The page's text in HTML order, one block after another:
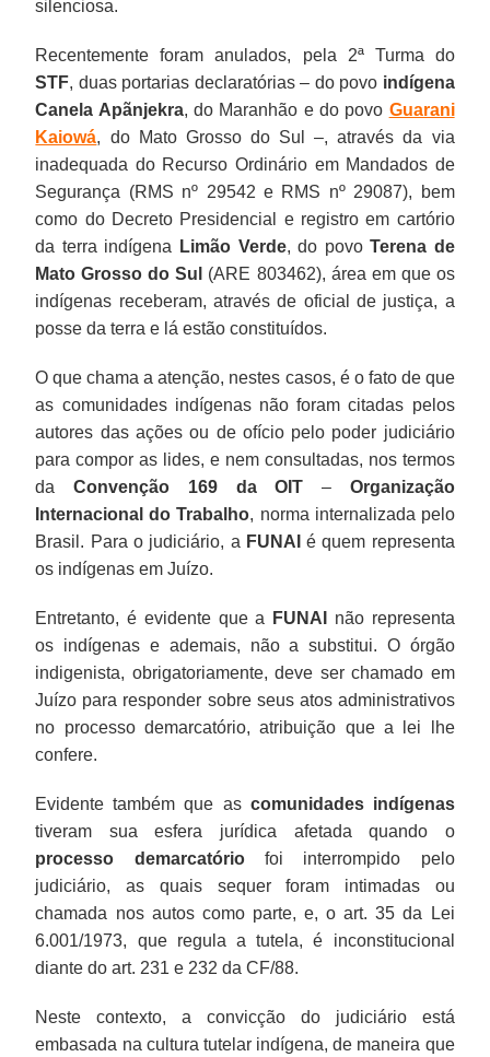
silenciosa.
Recentemente foram anulados, pela 2ª Turma do
STF, duas portarias declaratórias – do povo indígena
Canela Apãnjekra, do Maranhão e do povo Guarani
Kaiowá, do Mato Grosso do Sul –, através da via
inadequada do Recurso Ordinário em Mandados de
Segurança (RMS nº 29542 e RMS nº 29087), bem
como do Decreto Presidencial e registro em cartório
da terra indígena
Limão Verde, do povoTerena de
Mato Grosso do Sul
(ARE 803462), área em que os
indígenas receberam, através de oficial de justiça, a
posse da terra e lá estão constituídos.
O que chama a atenção, nestes casos, é o fato de que
as comunidades indígenas não foram citadas pelos
autores das ações ou de ofício pelo poder judiciário
para compor as lides, e nem consultadas, nos termos
daConvenção 169 da OIT – Organização
Internacional do Trabalho, norma internalizada pelo
Brasil. Para o judiciário, a FUNAI é quem representa
os indígenas em Juízo.
Entretanto, é evidente que a FUNAI
não representa
os indígenas e ademais, não a substitui. O órgão
indigenista, obrigatoriamente, deve ser chamado em
Juízo para responder sobre seus atos administrativos
no processo demarcatório, atribuição que a lei lhe
confere.
Evidente também que as comunidades indígenas
tiveram sua esfera jurídica afetada quando o
processo demarcatóriofoi interrompido pelo
judiciário, as quais sequer foram intimadas ou
chamada nos autos como parte, e, o art. 35 da Lei
6.001/1973, que regula a tutela, é inconstitucional
diante do art. 231 e 232 da CF/88.
Neste contexto, a convicção do judiciário está
embasada na cultura tutelar indígena, de maneira que